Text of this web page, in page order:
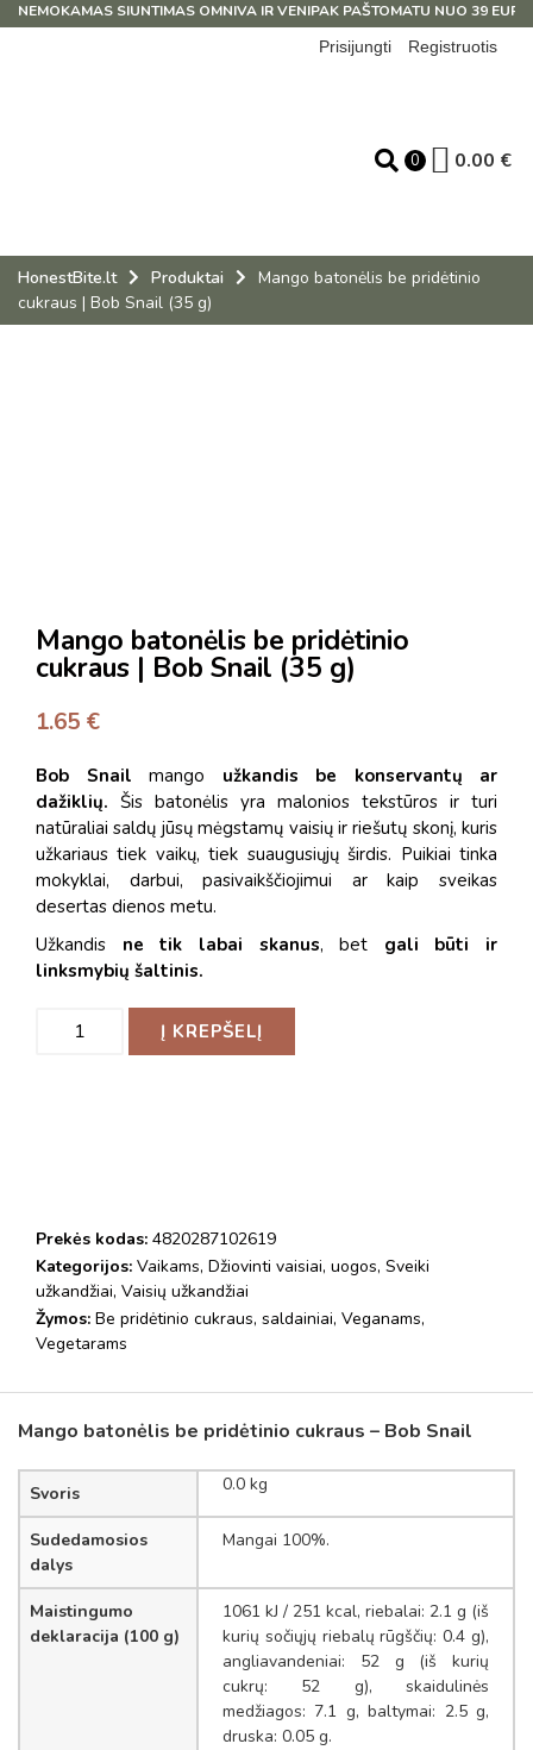
NEMOKAMAS SIUNTIMAS OMNIVA IR VENIPAK PAŠTOMATU NUO 39 EUR!
Prisijungti
Registruotis
0 0.00 €
HonestBite.lt Produktai
Mango batonėlis be pridėtinio
cukraus | Bob Snail (35 g)
Mango batonėlis be pridėtinio
cukraus | Bob Snail (35 g)
1.65 €
Bob Snail mango užkandis be konservantų ar
dažiklių. Šis batonėlis yra malonios tekstūros ir turi
natūraliai saldų jūsų mėgstamų vaisių ir riešutų skonį, kuris
užkariaus tiek vaikų, tiek suaugusiųjų širdis. Puikiai tinka
mokyklai, darbui, pasivaikščiojimui ar kaip sveikas
desertas dienos metu.
Užkandis ne tik labai skanus, bet gali būti ir
linksmybių šaltinis.
Į KREPŠELĮ
Prekės kodas: 4820287102619
Kategorijos: Vaikams, Džiovinti vaisiai, uogos, Sveiki
užkandžiai, Vaisių užkandžiai
Žymos: Be pridėtinio cukraus, saldainiai, Veganams,
Vegetarams
Mango batonėlis be pridėtinio cukraus – Bob Snail
Svoris 0.0 kg
Sudedamosios
dalys
Mangai 100%.
Maistingumo
deklaracija (100 g)
1061 kJ / 251 kcal, riebalai: 2.1 g (iš
kurių sočiųjų riebalų rūgščių: 0.4 g),
angliavandeniai: 52 g (iš kurių
cukrų: 52 g), skaidulinės
medžiagos: 7.1 g, baltymai: 2.5 g,
druska: 0.05 g.